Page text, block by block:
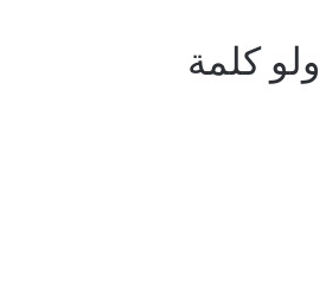
كلمة